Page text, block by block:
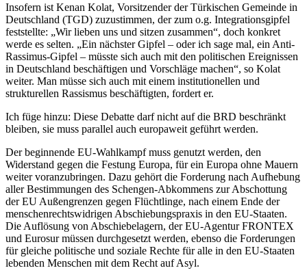
Insofern ist Kenan Kolat, Vorsitzender der Türkischen Gemeinde in
Deutschland (TGD) zuzustimmen, der zum o.g. Integrationsgipfel
feststellte: „Wir lieben uns und sitzen zusammen“, doch konkret
werde es selten. „Ein nächster Gipfel – oder ich sage mal, ein Anti-
Rassimus-Gipfel – müsste sich auch mit den politischen Ereignissen
in Deutschland beschäftigen und Vorschläge machen“, so Kolat
weiter. Man müsse sich auch mit einem institutionellen und
strukturellen Rassismus beschäftigten, fordert er.
Ich füge hinzu: Diese Debatte darf nicht auf die BRD beschränkt
bleiben, sie muss parallel auch europaweit geführt werden.
Der beginnende EU-Wahlkampf muss genutzt werden, den
Widerstand gegen die Festung Europa, für ein Europa ohne Mauern
weiter voranzubringen. Dazu gehört die Forderung nach Aufhebung
aller Bestimmungen des Schengen-Abkommens zur Abschottung
der EU Außengrenzen gegen Flüchtlinge, nach einem Ende der
menschenrechtswidrigen Abschiebungspraxis in den EU-Staaten.
Die Auflösung von Abschiebelagern, der EU-Agentur FRONTEX
und Eurosur müssen durchgesetzt werden, ebenso die Forderungen
für gleiche politische und soziale Rechte für alle in den EU-Staaten
lebenden Menschen mit dem Recht auf Asyl.